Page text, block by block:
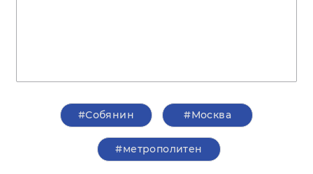
#Собянин #Москва
#метрополитен